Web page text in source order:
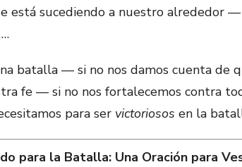
está sucediendo a nuestro alrededor
batalla — si no nos damos cuenta de
fe — si no nos fortalecemos contra
para ser victoriosos en la
para la Batalla: Una Oración para